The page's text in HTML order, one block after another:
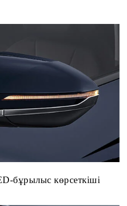
бұрылыс көрсеткіші